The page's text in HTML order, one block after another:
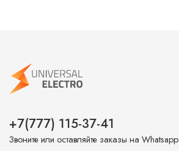
+7(777) 115-37-41
Звоните или оставляйте заказы на Whatsapp